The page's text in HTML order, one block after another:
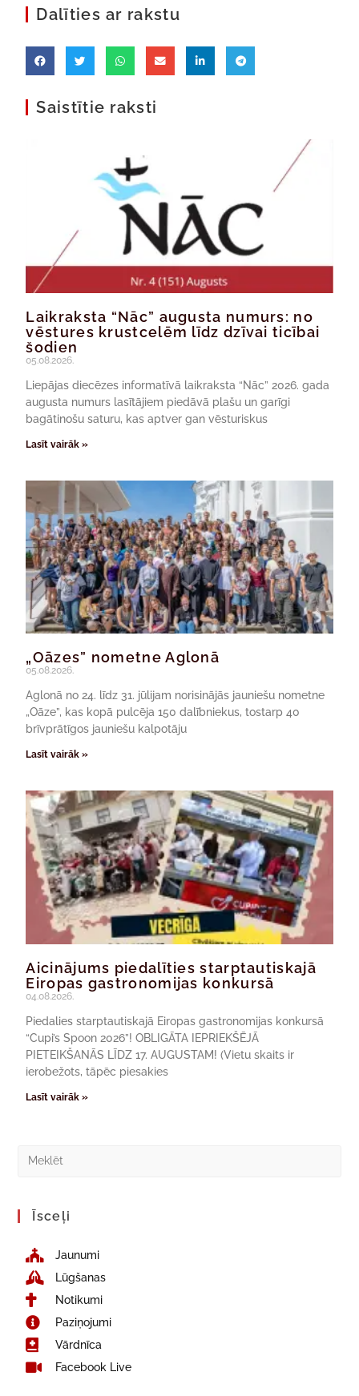
Dalīties ar rakstu
Saistītie raksti
Laikraksta “Nāc” augusta numurs: no
vēstures krustcelēm līdz dzīvai ticībai
šodien
05.08.2026.
Liepājas diecēzes informatīvā laikraksta “Nāc” 2026. gada
augusta numurs lasītājiem piedāvā plašu un garīgi
bagātinošu saturu, kas aptver gan vēsturiskus
Lasīt vairāk »
„Oāzes” nometne Aglonā
05.08.2026.
Aglonā no 24. līdz 31. jūlijam norisinājās jauniešu nometne
„Oāze”, kas kopā pulcēja 150 dalībniekus, tostarp 40
brīvprātīgos jauniešu kalpotāju
Lasīt vairāk »
Aicinājums piedalīties starptautiskajā
Eiropas gastronomijas konkursā
04.08.2026.
Piedalies starptautiskajā Eiropas gastronomijas konkursā
“Cupi’s Spoon 2026”! OBLIGĀTA IEPRIEKŠĒJĀ
PIETEIKŠANĀS LĪDZ 17. AUGUSTAM! (Vietu skaits ir
ierobežots, tāpēc piesakies
Lasīt vairāk »
Īsceļi
Jaunumi
Lūgšanas
Notikumi
Paziņojumi
Vārdnīca
Facebook Live